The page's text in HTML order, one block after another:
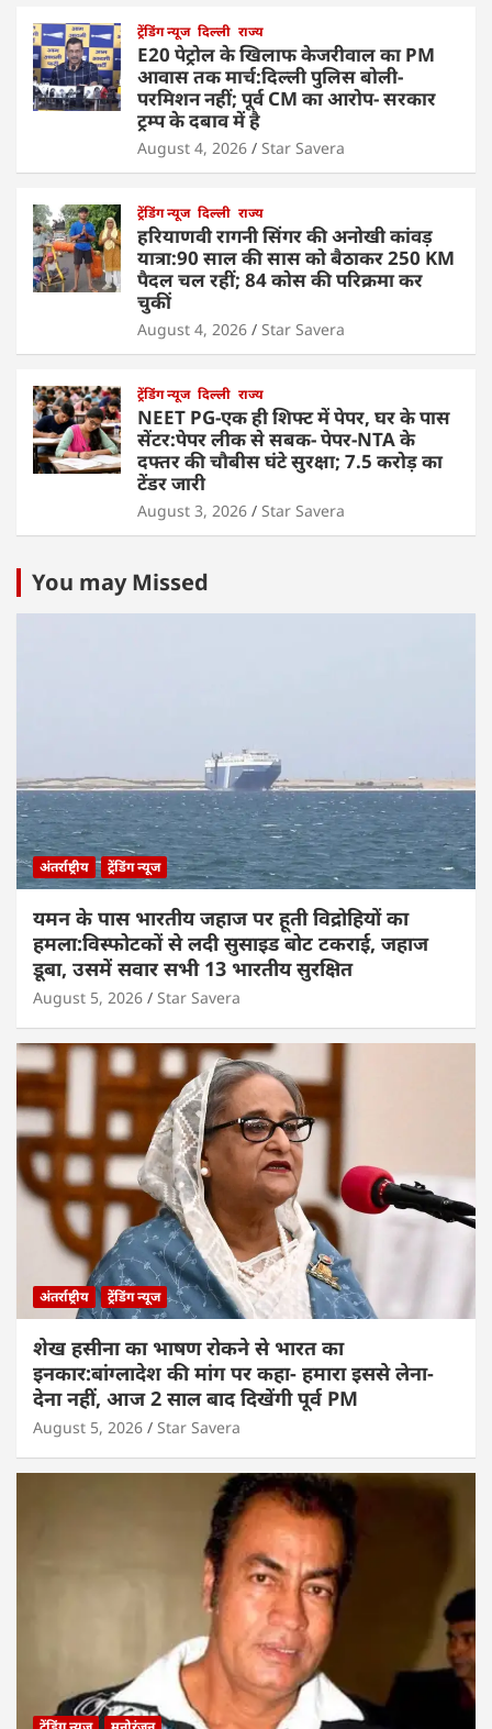
ट्रेंडिंग न्यूज दिल्ली राज्य
E20 पेट्रोल के खिलाफ केजरीवाल का PM
आवास तक मार्च:दिल्ली पुलिस बोली-
परमिशन नहीं; पूर्व CM का आरोप- सरकार
ट्रम्प के दबाव में है
August 4, 2026 Star Savera
ट्रेंडिंग न्यूज दिल्ली राज्य
हरियाणवी रागनी सिंगर की अनोखी कांवड़
यात्रा:90 साल की सास को बैठाकर 250 KM
पैदल चल रहीं; 84 कोस की परिक्रमा कर
चुकीं
August 4, 2026 Star Savera
ट्रेंडिंग न्यूज दिल्ली राज्य
NEET PG-एक ही शिफ्ट में पेपर, घर के पास
सेंटर:पेपर लीक से सबक- पेपर-NTA के
दफ्तर की चौबीस घंटे सुरक्षा; 7.5 करोड़ का
टेंडर जारी
August 3, 2026 Star Savera
You may Missed
अंतर्राष्ट्रीय ट्रेंडिंग न्यूज
यमन के पास भारतीय जहाज पर हूती विद्रोहियों का
हमला:विस्फोटकों से लदी सुसाइड बोट टकराई, जहाज
डूबा, उसमें सवार सभी 13 भारतीय सुरक्षित
August 5, 2026 Star Savera
अंतर्राष्ट्रीय ट्रेंडिंग न्यूज
शेख हसीना का भाषण रोकने से भारत का
इनकार:बांग्लादेश की मांग पर कहा- हमारा इससे लेना-
देना नहीं, आज 2 साल बाद दिखेंगी पूर्व PM
August 5, 2026 Star Savera